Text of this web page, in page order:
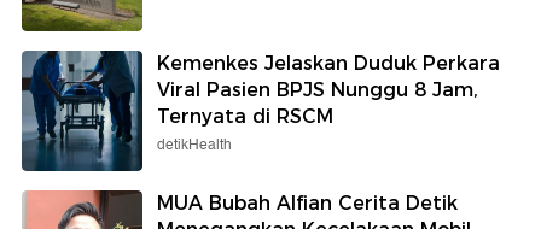
Kemenkes Jelaskan Duduk Perkara
Viral Pasien BPJS Nunggu 8 Jam,
Ternyata di RSCM
detikHealth
MUA Bubah Alfian Cerita Detik